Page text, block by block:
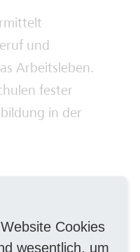
und
Arbeitsleben.
fester
in der
Stadtwerke
werden. Hierzu
Cookies
wesentlich, um